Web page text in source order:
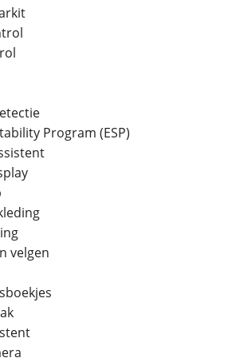
Program (ESP)
velgen
om foto's te uploaden
(max 10 foto's)
(optioneel)